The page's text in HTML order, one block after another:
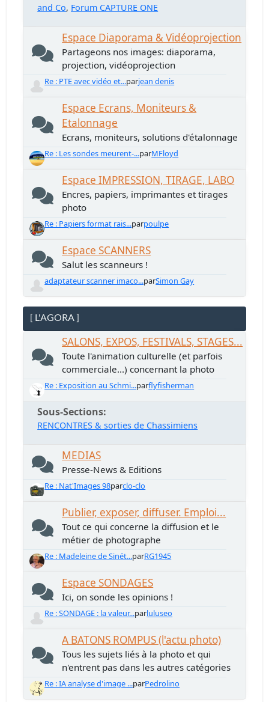
and Co Forum CAPTURE ONE
Espace Diaporama & Vidéoprojection
Partageons nos images: diaporama,
projection, vidéoprojection
Re : PTE avec vidéo et...parjean denis
Espace Ecrans, Moniteurs &
Etalonnage
Ecrans, moniteurs, solutions d'étalonnage
Re : Les sondes meurent-...parMFloyd
Espace IMPRESSION, TIRAGE, LABO
Encres, papiers, imprimantes et tirages
photo
Re : Papiers format rais...parpoulpe
Espace SCANNERS
Salut les scanneurs !
adaptateur scanner imaco...parSimon Gay
[ L'AGORA ]
SALONS, EXPOS, FESTIVALS, STAGES...
Toute l'animation culturelle (et parfois
commerciale...) concernant la photo
Re : Exposition au Schmi...parflyfisherman
Sous-Sections
RENCONTRES & sorties de Chassimiens
MEDIAS
Presse-News & Editions
Re : Nat'Images 98parclo-clo
Publier, exposer, diffuser. Emploi...
Tout ce qui concerne la diffusion et le
métier de photographe
Re : Madeleine de Sinét...parRG1945
Espace SONDAGES
Ici, on sonde les opinions !
Re : SONDAGE : la valeur...parluluseo
A BATONS ROMPUS (l'actu photo)
Tous les sujets liés à la photo et qui
n'entrent pas dans les autres catégories
Re : IA analyse d'image ...parPedrolino